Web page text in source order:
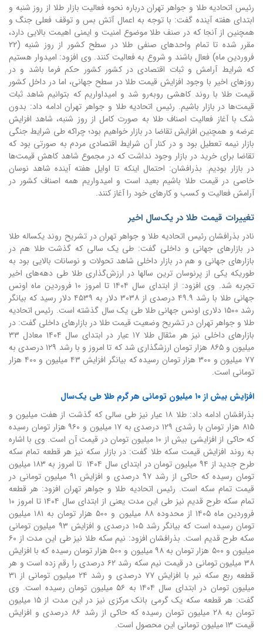
رئیس اتحادیه طلا و جواهر تهران درباره نحوه فعالیت بازار طلا از روز شنبه و
ابتدای هفته آینده گفت: با توجه به اعمال آتش بس و توقف فعلی جنگ و
همچنين از آنجا که در صنف طلا موضوع امنیت و ایمنی اهیمت بالایی دارد،
مقرر شده تا تمام واحد‌های صنفی طلا در سطح کشور از روز شنبه (۲۲
فروردین ماه) فعال باشند و شروع به فعالیت کنند. وی افزود: امیدوار هستیم
که شرایط آرامش و ثبات اقتصادی در کشور کشور حکم فرما باشد و در
روز‌های اخیر با وجود افزایش قیمت طلا در سطح جهانی، اما در داخل کشور
قیمت طلا با روند کاهشی رو‌به‌رو شد و امیداواریم که بتوانیم شاهد ثبات
قیمت‌ها در بازار باشیم. رئیس اتحادیه طلا و جواهر تهران ادامه داد: بدون
شک با آغاز فعالیت اصناف طلا به صورت کامل از روز شنبه، شاهد افزایش
عرضه و همچنین افزایش تقاضا در بازار خواهیم بود؛ چراکه طی شرایط جنگی
بازار نیمه تعطیل بود و در کنار آن شرایط اقتصادی مردم به صورتی بود که
تقاضا برای خرید در بازار وجود نداشت که در مجموع شاهد کاهش قیمت‌ها
در بازار بودیم. بذرافشان: احتمال اینکه تا اوایل هفته آینده شاهد نوسان
خاصی در قیمت طلا باشیم بعید است و امیدواریم همه اصناف کشور در
آرامش فعالیت و کسب و کار‌های خود را آغاز کنند.
تغییرات قیمت طلا در یک‌سال اخیر
نادر بذرافشان رئیس اتحادیه طلا و جواهر تهران در تشریح روند یکساله طلا
در بازارهای جهانی و داخلی گفت: طی یک سالی که گذشت طلا هم در
بازارهای جهانی و هم در بازار داخلی شاهد تحولات و نوسانات بالایی بود به
طوریکه یکی از پرنوسان ترین سالها در ارزش‌گذاری طلا طی دهه‌های اخیر
تجربه شد. وی افزود: از ابتدای سال ۱۴۰۴ تا امروز ۱۰ فروردین ماه اونس
جهانی طلا با رشد ۴۹.۹ درصدی از ۳۰۳۸ دلار به ۴۵۳۹ دلار رسید که بیانگر
رشد ۱۵۰۰ دلاری اونس جهانی طلا طی یک سال گذشته است. رئیس اتحادیه
طلا و جواهر تهران در تشریح وضعیت قیمت طلا در بازارهای داخلی گفت: در
بازارهای داخلی نیز هر مثقال طلا ۱۷ عیار در ابتدای سال ۱۴۰۴ معادل ۳۳
میلیون و ۸۶۵ هزار تومان ارزشگذاری شد که تا امروز و با رشد ۱۲۹ درصدی به
۷۷ میلیون و ۳۰۰ هزار تومان رسیده که بیانگر افزایش ۴۳ میلیون و ۴۰۰ هزار
تومانی است.
افزایش بیش از ۱۰ میلیون تومانی هر گرم طلا طی یک‌سال
بذرافشان ادامه داد: طلا ۱۸ عیار نیز طی سالی که گذشت از هفت میلیون و
۸۱۵ هزار تومان با رشدی ۱۲۹ درصدی به ۱۷ میلیون و ۹۶۰ هزار تومان رسیده
که حاکی از افزایشی بیش از ۱۰ میلیون تومان در قیمت آن است. وی با اشاره
به روند افزایش قیمت سکه طلا گفت: در بازار سکه نیز هر قطعه تمام سکه
طرح جدید از ۹۴ میلیون تومان در ابتدای سال ۱۴۰۴ تا امروز به ۱۸۳ میلیون
تومان رسیده که حاکی از رشد ۹۷ درصدی و افزایش ۹۱ میلیون تومانی در
قیمت تمام سکه است. رئیس اتحادیه طلا و جواهر تهران افزود: هر قطعه
تمام سکه طرح قدیم نیز طی این مدت یعنی از ابتدای سال ۱۴۰۴ تا امروز ۱۰
فروردین ماه ۱۴۰۵ از محدوده ۸۸ میلیون و ۵۰۰ هزار تومان به ۱۸۱ میلیون
تومان رسیده است که بیانگر رشد ۱۰۵ درصدی و افزایش ۹۳ میلیون تومانی
سکه طرح قدیم است. بذرافشان افزود: نیم سکه طلا نیز طی این مدت از ۶۰
میلیون و ۵۰۰ هزار تومان به ۹۸ میلیون و ۵۰۰ هزار تومان رسیده که با افزایش
۳۸ میلیون تومانی در قیمت نیم سکه رشد ۶۲ درصدی را رقم زده است و هر
قطعه ربع سکه نیر با افزایش ۷۷ درصدی و رشد ۲۴ میلیون تومانی از ۳۱
میلیون تومان در ابتدای سال ۱۴۰۴ به ۵۶ میلیون تومان رسیده است. وی
گفت: هر قطعه سکه یک گرمی بانک مرکزی نیز در این مدت از ۱۵ میلیون
تومان به ۲۸ میلیون تومان رسیده که حاکی از رشد ۸۶ درصدی و افزایش
قیمت ۱۳ میلیون تومانی این محصول است.